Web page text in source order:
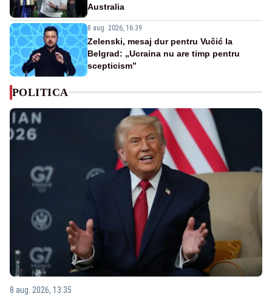
Australia
8 aug. 2026, 16:39
Zelenski, mesaj dur pentru Vučić la
Belgrad: „Ucraina nu are timp pentru
scepticism”
POLITICA
8 aug. 2026, 13:35